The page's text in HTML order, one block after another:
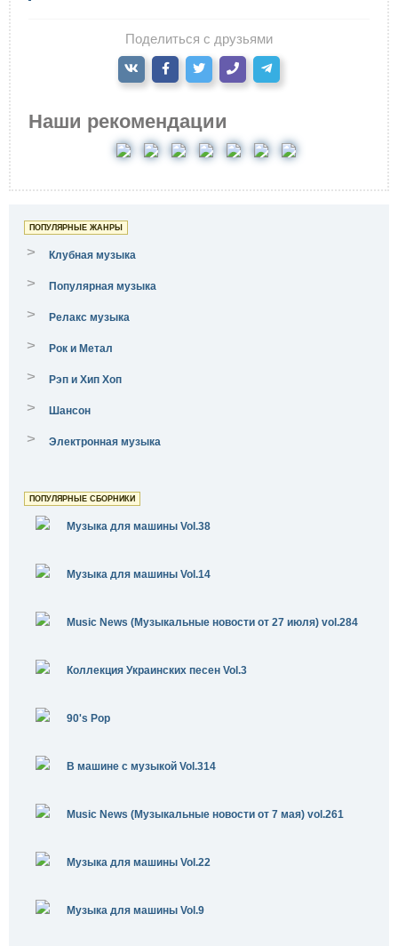
Поделиться с друзьями
Наши рекомендации
ПОПУЛЯРНЫЕ ЖАНРЫ
> Клубная музыка
> Популярная музыка
> Релакс музыка
> Рок и Метал
> Рэп и Хип Хоп
> Шансон
> Электронная музыка
ПОПУЛЯРНЫЕ СБОРНИКИ
Музыка для машины Vol.38
Музыка для машины Vol.14
Music News (Музыкальные новости от 27 июля) vol.284
Коллекция Украинских песен Vol.3
90's Pop
В машине с музыкой Vol.314
Music News (Музыкальные новости от 7 мая) vol.261
Музыка для машины Vol.22
Музыка для машины Vol.9